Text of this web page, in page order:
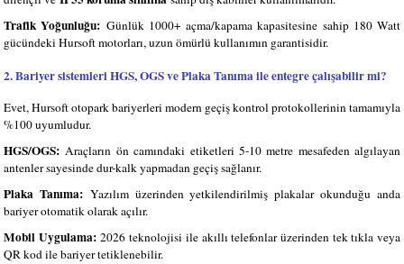
Trafik Yoğunluğu: Günlük 1000+ açma/kapama kapasitesine sahip 180 Watt
gücündeki Hursoft motorları, uzun ömürlü kullanımın garantisidir.
2. Bariyer sistemleri HGS, OGS ve Plaka Tanıma ile entegre çalışabilir mi?
Evet, Hursoft otopark bariyerleri modern geçiş kontrol protokollerinin tamamıyla
%100 uyumludur.
HGS/OGS: Araçların ön camındaki etiketleri 5-10 metre mesafeden algılayan
antenler sayesinde dur-kalk yapmadan geçiş sağlanır.
Plaka Tanıma:Yazılım üzerinden yetkilendirilmiş plakalar okunduğu anda
bariyer otomatik olarak açılır.
Mobil Uygulama:2026 teknolojisi ile akıllı telefonlar üzerinden tek tıkla veya
QR kod ile bariyer tetiklenebilir.